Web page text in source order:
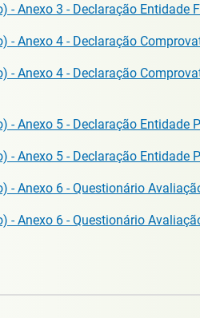
- Anexo 3 - Declaração Entidade
- Anexo 4 - Declaração
- Anexo 4 - Declaração
- Anexo 5 - Declaração Entidade
- Anexo 5 - Declaração Entidade
- Anexo 6 - Questionário
- Anexo 6 - Questionário